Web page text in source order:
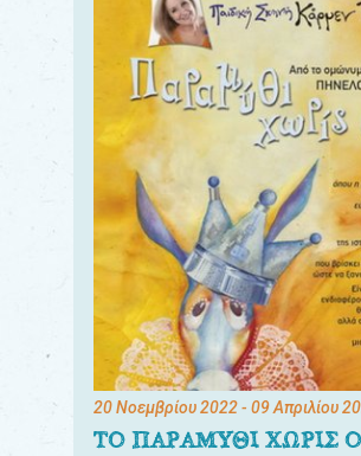
20 Νοεμβρίου 2022- 09 Απριλίου
ΤΟ ΠΑΡΑΜΥΘΙ ΧΩΡΙΣ